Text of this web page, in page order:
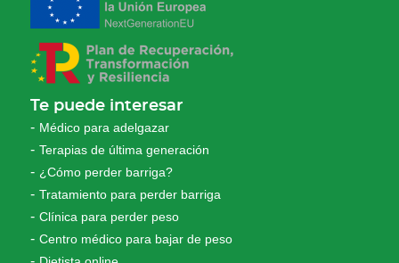
Te puede interesar
Médico para adelgazar
Terapias de última generación
¿Cómo perder barriga?
Tratamiento para perder barriga
Clínica para perder peso
Centro médico para bajar de peso